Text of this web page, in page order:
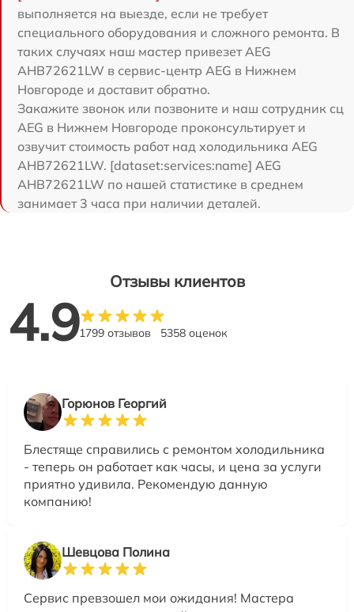
выполняется на выезде, если не требует
специального оборудования и сложного ремонта. В
таких случаях наш мастер привезет AEG
AHB72621LW в сервис-центр AEG в Нижнем
Новгороде и доставит обратно.
Закажите звонок или позвоните и наш сотрудник сц
AEG в Нижнем Новгороде проконсультирует и
озвучит стоимость работ над холодильника AEG
AHB72621LW. [dataset:services:name] AEG
AHB72621LW по нашей статистике в среднем
занимает 3 часа при наличии деталей.
Отзывы клиентов
4.91799 отзывов 5358 оценок
Горюнов Георгий
Блестяще справились с ремонтом холодильника
- теперь он работает как часы, и цена за услуги
приятно удивила. Рекомендую данную
компанию!
Шевцова Полина
Сервис превзошел мои ожидания! Мастера